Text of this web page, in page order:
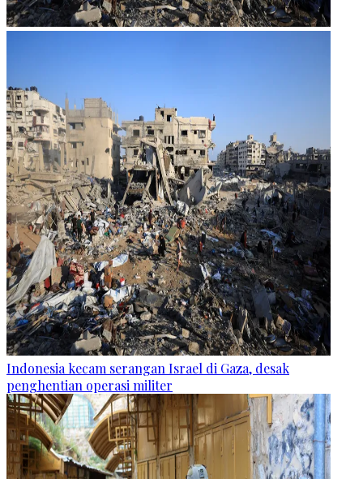
Indonesia kecam serangan Israel di Gaza, desak
penghentian operasi militer